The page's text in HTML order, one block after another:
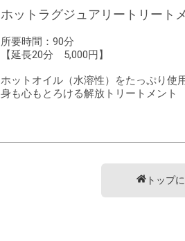
ホットラグジュアリートリート
所要時間： 90分
【延長20分 5,000円】
ホットオイル（水溶性）をたっぷり使
身も心もとろける解放トリートメント
トップ